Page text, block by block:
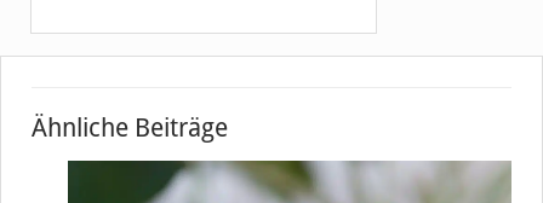
Ähnliche Beiträge